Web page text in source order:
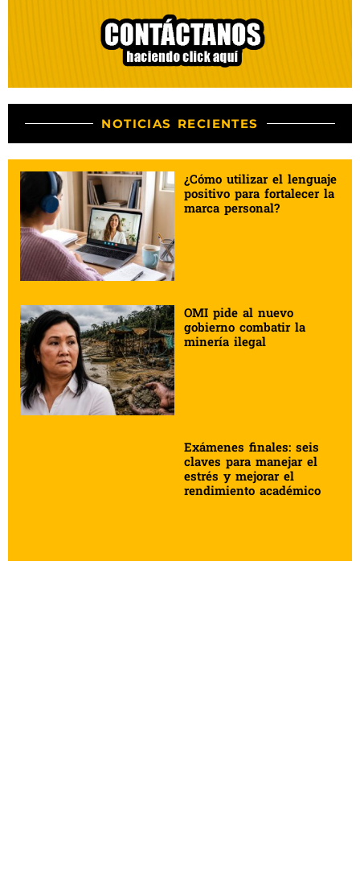
NOTICIAS RECIENTES
¿Cómo utilizar el lenguaje
positivo para fortalecer la
marca personal?
OMI pide al nuevo
gobierno combatir la
minería ilegal
Exámenes finales: seis
claves para manejar el
estrés y mejorar el
rendimiento académico